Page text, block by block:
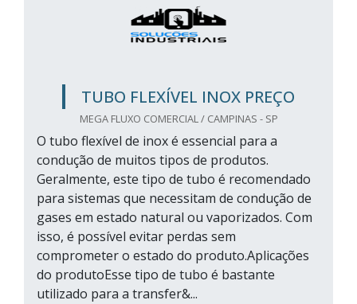
TUBO FLEXÍVEL INOX PREÇO
MEGA FLUXO COMERCIAL / CAMPINAS - SP
O tubo flexível de inox é essencial para a
condução de muitos tipos de produtos.
Geralmente, este tipo de tubo é recomendado
para sistemas que necessitam de condução de
gases em estado natural ou vaporizados. Com
isso, é possível evitar perdas sem
comprometer o estado do produto.Aplicações
do produtoEsse tipo de tubo é bastante
utilizado para a transfer&...